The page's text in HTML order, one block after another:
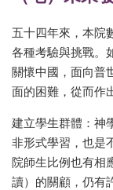
五十四年來，本院
各種考驗與挑戰。
關懷中國，面向普
面的困難，從而作
建立學生群體：神
非形式學習，也是
院師生比例也有相
讀）的關顧，仍有